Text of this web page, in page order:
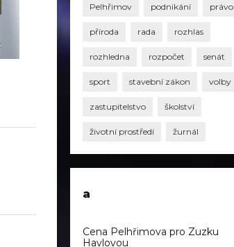
Pelhřimov podnikání právo
příroda rada rozhlas
rozhledna rozpočet senát
sport stavební zákon volby
zastupitelstvo školství
životní prostředí žurnál
a
Cena Pelhřimova pro Zuzku
Havlovou